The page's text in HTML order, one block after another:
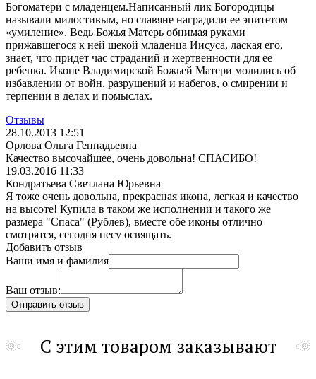
Богоматери с младенцем.Написанный лик Богородицы
называли милостивым, но славяне наградили ее эпитетом
«умиление». Ведь Божья Матерь обнимая руками
прижавшегося к ней щекой младенца Иисуса, лаская его,
знает, что придет час страданий и жертвенности для ее
ребенка. Иконе Владимирской Божьей Матери молились об
избавлении от войн, разрушений и набегов, о смирении и
терпении в делах и помыслах.
Отзывы
28.10.2013 12:51
Орлова Ольга Геннадьевна
Качество высочайшее, очень довольна! СПАСИБО!
19.03.2016 11:33
Кондратьева Светлана Юрьевна
Я тоже очень довольна, прекрасная икона, легкая и качество
на высоте! Купила в таком же исполнении и такого же
размера "Спаса" (Рублев), вместе обе иконы отлично
смотрятся, сегодня несу освящать.
Добавить отзыв
Ваши имя и фамилия
Ваш отзыв:
С этим товаром заказывают